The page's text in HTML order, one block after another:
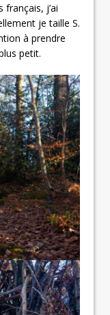
français, j’ai
je taille S.
à prendre
petit.